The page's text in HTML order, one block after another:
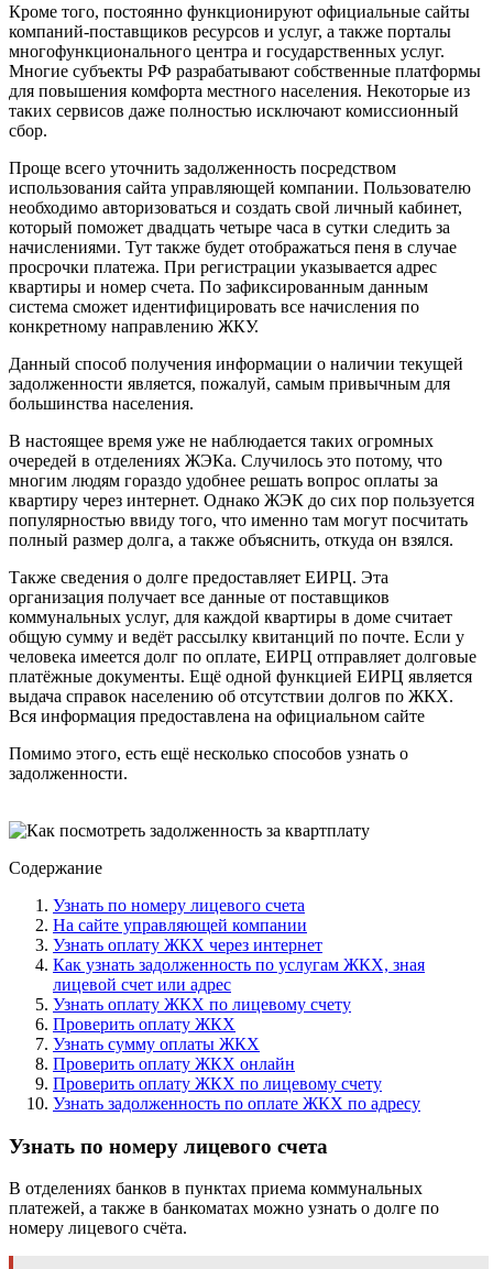
Кроме того, постоянно функционируют официальные сайты
компаний-поставщиков ресурсов и услуг, а также порталы
многофункционального центра и государственных услуг.
Многие субъекты РФ разрабатывают собственные платформы
для повышения комфорта местного населения. Некоторые из
таких сервисов даже полностью исключают комиссионный
сбор.
Проще всего уточнить задолженность посредством
использования сайта управляющей компании. Пользователю
необходимо авторизоваться и создать свой личный кабинет,
который поможет двадцать четыре часа в сутки следить за
начислениями. Тут также будет отображаться пеня в случае
просрочки платежа. При регистрации указывается адрес
квартиры и номер счета. По зафиксированным данным
система сможет идентифицировать все начисления по
конкретному направлению ЖКУ.
Данный способ получения информации о наличии текущей
задолженности является, пожалуй, самым привычным для
большинства населения.
В настоящее время уже не наблюдается таких огромных
очередей в отделениях ЖЭКа. Случилось это потому, что
многим людям гораздо удобнее решать вопрос оплаты за
квартиру через интернет. Однако ЖЭК до сих пор пользуется
популярностью ввиду того, что именно там могут посчитать
полный размер долга, а также объяснить, откуда он взялся.
Также сведения о долге предоставляет ЕИРЦ. Эта
организация получает все данные от поставщиков
коммунальных услуг, для каждой квартиры в доме считает
общую сумму и ведёт рассылку квитанций по почте. Если у
человека имеется долг по оплате, ЕИРЦ отправляет долговые
платёжные документы. Ещё одной функцией ЕИРЦ является
выдача справок населению об отсутствии долгов по ЖКХ.
Вся информация предоставлена на официальном сайте
Помимо этого, есть ещё несколько способов узнать о
задолженности.
Содержание
Узнать по номеру лицевого счета
На сайте управляющей компании
Узнать оплату ЖКХ через интернет
Как узнать задолженность по услугам ЖКХ, зная
лицевой счет или адрес
Узнать оплату ЖКХ по лицевому счету
Проверить оплату ЖКХ
Узнать сумму оплаты ЖКХ
Проверить оплату ЖКХ онлайн
Проверить оплату ЖКХ по лицевому счету
Узнать задолженность по оплате ЖКХ по адресу
Узнать по номеру лицевого счета
В отделениях банков в пунктах приема коммунальных
платежей, а также в банкоматах можно узнать о долге по
номеру лицевого счёта.